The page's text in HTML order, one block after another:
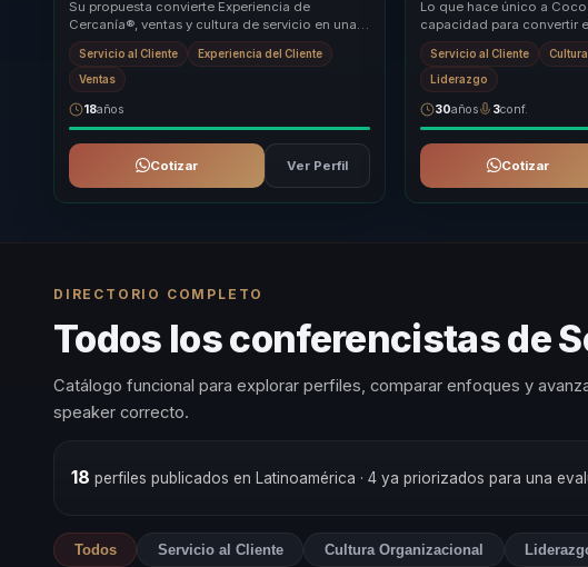
Su propuesta convierte Experiencia de
Cercanía®, ventas y cultura de servicio en una
conversación accionable para comercios,
servicios, h...
Servicio al Cliente Experiencia del Cliente
Ventas
18años
Cotizar Ver Perfil
Lo que hace único a
capacidad para convertir
en una herramienta de
enfoque...
Servicio al Cliente
Liderazgo
30años 3conf.
Cotizar
DIRECTORIO COMPLETO
Todos los conferencistas de
Catálogo funcional para explorar perfiles, comparar enfoques y
speaker correcto.
18 perfiles publicados en Latinoamérica · 4 ya priorizados para una
Todos Servicio al Cliente Cultura Organizacional